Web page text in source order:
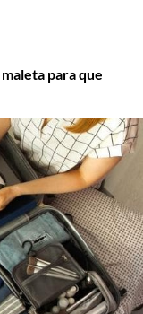
para que